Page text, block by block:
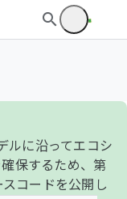
ルに沿ってエコシ
保するため、第
コードを公開し